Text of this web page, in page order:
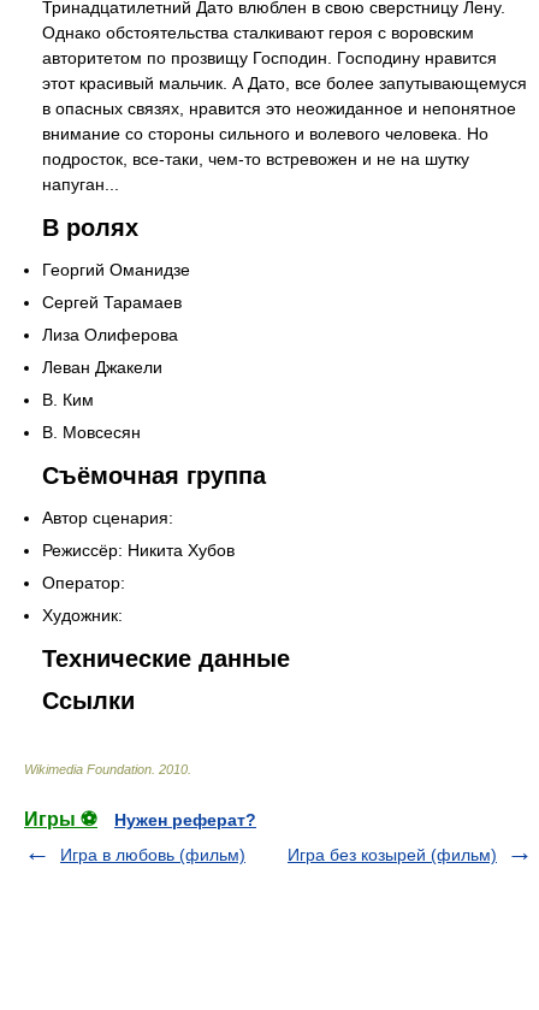
Тринадцатилетний Дато влюблен в свою сверстницу Лену.
Однако обстоятельства сталкивают героя с воровским
авторитетом по прозвищу Господин. Господину нравится
этот красивый мальчик. А Дато, все более запутывающемуся
в опасных связях, нравится это неожиданное и непонятное
внимание со стороны сильного и волевого человека. Но
подросток, все-таки, чем-то встревожен и не на шутку
напуган...
В ролях
Георгий Оманидзе
Сергей Тарамаев
Лиза Олиферова
Леван Джакели
В. Ким
В. Мовсесян
Съёмочная группа
Автор сценария:
Режиссёр: Никита Хубов
Оператор:
Художник:
Технические данные
Ссылки
Wikimedia Foundation 2010
Игры ⚽
Нужен реферат?
Игра в любовь (фильм)
Игра без козырей (фильм)